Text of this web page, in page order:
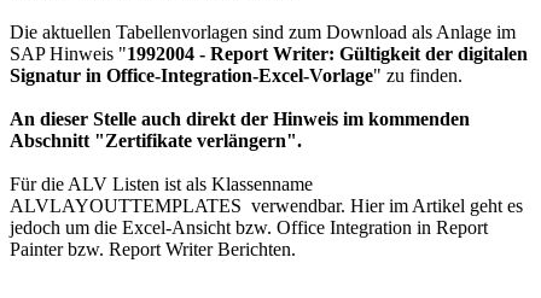
Die aktuellen Tabellenvorlagen sind zum Download als Anlage im
SAP Hinweis "1992004 - Report Writer: Gültigkeit der digitalen
Signatur in Office-Integration-Excel-Vorlage" zu finden.
An dieser Stelle auch direkt der Hinweis im kommenden
Abschnitt "Zertifikate verlängern".
Für die ALV Listen ist als Klassenname
ALVLAYOUTTEMPLATES verwendbar. Hier im Artikel geht es
jedoch um die Excel-Ansicht bzw. Office Integration in Report
Painter bzw. Report Writer Berichten.